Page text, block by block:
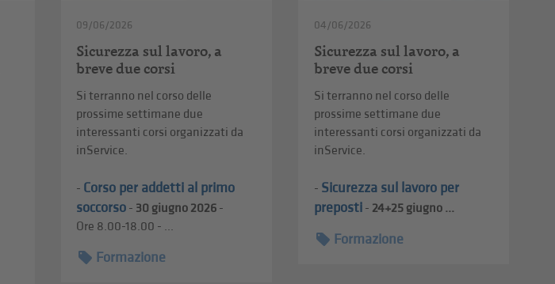
09/06/2026
Sicurezza sul lavoro, a
breve due corsi
Si terranno nel corso delle
prossime settimane due
interessanti corsi organizzati da
inService.
- Corso per addetti al primo
soccorso - 30 giugno 2026 -
Ore 8.00-18.00 - ...
Formazione
04/06/2026
Sicurezza sul lavoro, a
breve due corsi
Si terranno nel corso delle
prossime settimane due
interessanti corsi organizzati da
inService.
- Sicurezza sul lavoro per
preposti - 24+25 giugno ...
Formazione